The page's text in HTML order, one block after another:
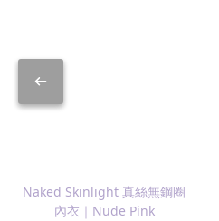
Naked Skinlight 真絲無鋼圈
內衣｜Nude Pink